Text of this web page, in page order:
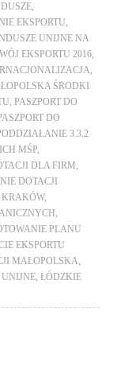
EKSPORTU
UNIJNE NA
EKSPORTU 2016
ŚRODKI
,PASZPORT DO
DO
3.3.2
MŚP
DLA FIRM
DOTACJI
KRAKÓW,
PLANU
EKSPORTU
MAŁOPOLSKA
UNIJNE ,ŁÓDZKIE